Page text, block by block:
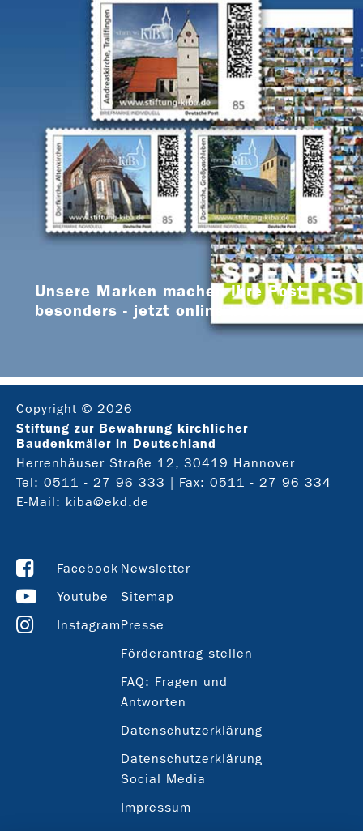
Unsere Marken machen Ihre Post
besonders - jetzt online bestellen
Copyright © 2026
Stiftung zur Bewahrung kirchlicher
Baudenkmäler in Deutschland
Herrenhäuser Straße 12, 30419 Hannover
Tel: 0511 - 27 96 333
| Fax: 0511 - 27 96 334
E-Mail: kiba@ekd.de
Facebook
Youtube
Instagram
Newsletter
Sitemap
Presse
Förderantrag stellen
FAQ: Fragen und
Antworten
Datenschutzerklärung
Datenschutzerklärung
Social Media
Impressum